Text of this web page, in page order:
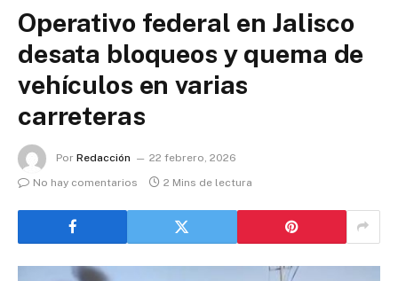
Operativo federal en Jalisco
desata bloqueos y quema de
vehículos en varias
carreteras
Por Redacción
22 febrero, 2026
No hay comentarios
2 Mins de lectura